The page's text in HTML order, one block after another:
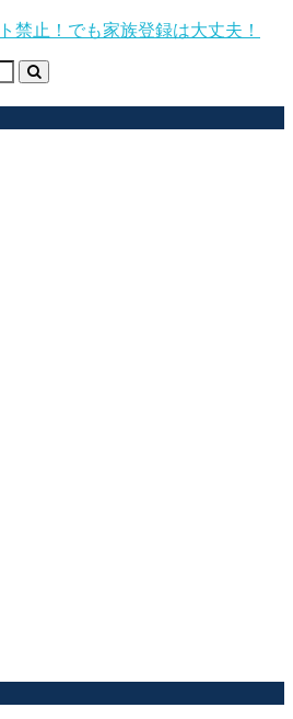
禁止！でも家族登録は大丈夫！